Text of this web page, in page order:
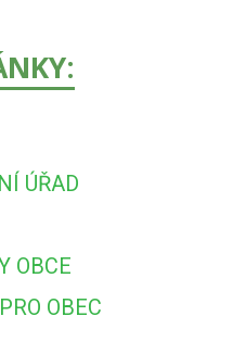
ÚŘAD
OBCE
OBEC